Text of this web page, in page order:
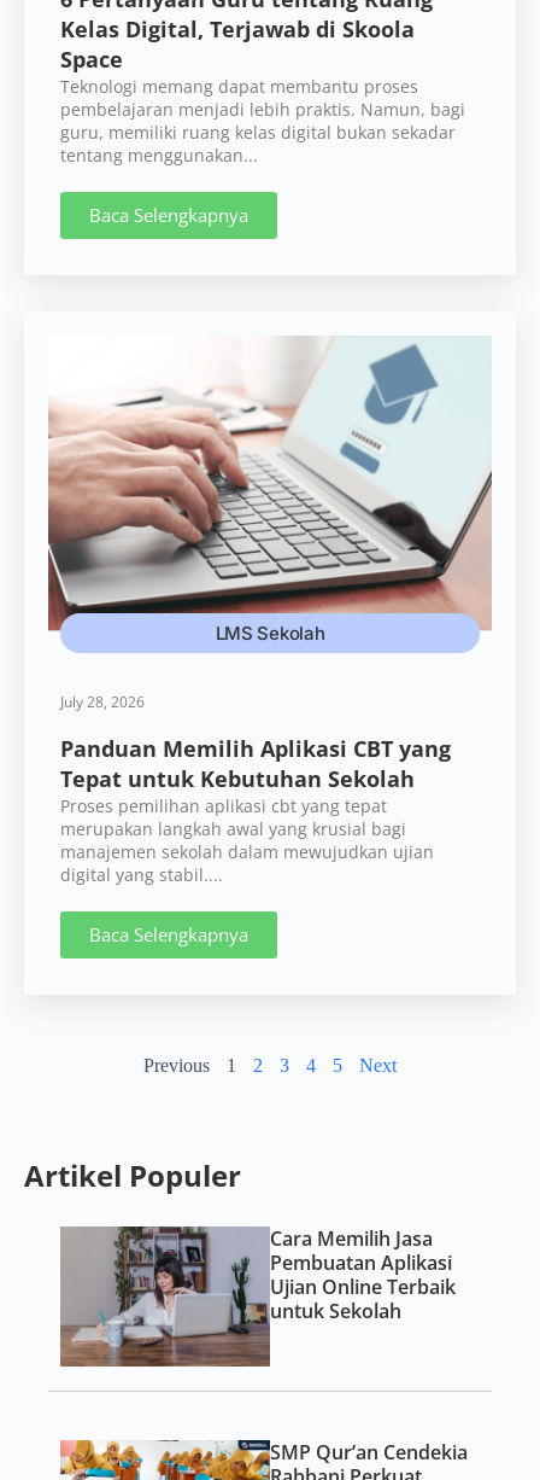
Kelas Digital, Terjawab di Skoola
Space
Teknologi memang dapat membantu proses
pembelajaran menjadi lebih praktis. Namun, bagi
guru, memiliki ruang kelas digital bukan sekadar
tentang menggunakan...
Baca Selengkapnya
LMS Sekolah
July 28, 2026
Panduan Memilih Aplikasi CBT yang
Tepat untuk Kebutuhan Sekolah
Proses pemilihan aplikasi cbt yang tepat
merupakan langkah awal yang krusial bagi
manajemen sekolah dalam mewujudkan ujian
digital yang stabil....
Baca Selengkapnya
Previous 1 2 3 4 5 Next
Artikel Populer
Cara Memilih Jasa
Pembuatan Aplikasi
Ujian Online Terbaik
untuk Sekolah
SMP Qur’an Cendekia